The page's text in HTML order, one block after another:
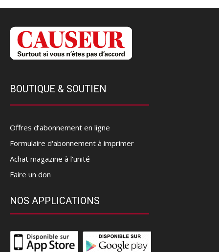
BOUTIQUE & SOUTIEN
Offres d’abonnement en ligne
Formulaire d'abonnement à imprimer
Achat magazine à l'unité
Faire un don
NOS APPLICATIONS